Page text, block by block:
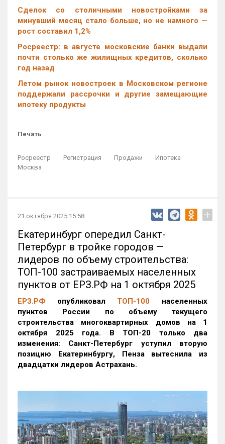
Cделок со столичными новостройками за
минувший месяц стало больше, но не намного —
рост составил 1,2%
Росреестр: в августе московские банки выдали
почти столько же жилищных кредитов, сколько
год назад
Летом рынок новостроек в Московском регионе
поддержали рассрочки и другие замещающие
ипотеку продукты
Печать
Росреестр Регистрация Продажи
Ипотека
Москва
21 октября 2025 15:58 +
Екатеринбург опередил Санкт-
Петербург в тройке городов —
лидеров по объему строительства:
ТОП-100 застраиваемых населенных
пунктов от ЕРЗ.РФ на 1 октября 2025
ЕРЗ.РФ опубликовал ТОП-100 населенных
пунктов России по объему текущего
строительства многоквартирных домов на 1
октября 2025 года. В ТОП-20 только два
изменения: Санкт-Петербург уступил вторую
позицию Екатеринбургу, Пенза вытеснила из
двадцатки лидеров Астрахань.